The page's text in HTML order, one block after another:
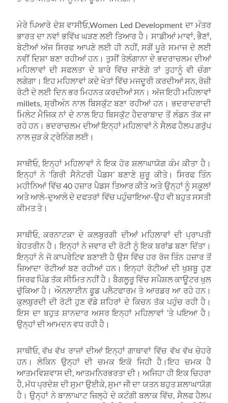
ਮੇਰੇ ਪਿਆਰੇ ਦੇਸ਼ ਵਾਸੀਓ,Women Led Development ਦਾ ਮੰਤਰ
ਭਾਰਤ ਦਾ ਨਵਾਂ ਭਵਿੱਖ ਘੜਣ ਲਈ ਤਿਆਰ ਹੈ। ਸਾਡੀਆਂ ਮਾਵਾਂ, ਭੈਣਾਂ,
ਬੇਟੀਆਂ ਅੱਜ ਸਿਰਫ ਆਪਣੇ ਲਈ ਹੀ ਨਹੀਂ, ਸਗੋਂ ਪੂਰੇ ਸਮਾਜ ਦੇ ਲਈ
ਨਵੀਂ ਦਿਸ਼ਾ ਬਣਾ ਰਹੀਆਂ ਹਨ। ਤੁਸੀਂ ਤੇਲੰਗਾਨਾ ਦੇ ਭਦਰਾਚਲਮ ਦੀਆਂ
ਮਹਿਲਾਵਾਂ ਦੀ ਸਫਲਤਾ ਦੇ ਬਾਰੇ ਵਿੱਚ ਜਾਣੋਗੇ ਤਾਂ ਤੁਹਾਨੂੰ ਵੀ ਚੰਗਾ
ਲਗੇਗਾ। ਇਹ ਮਹਿਲਾਵਾਂ ਕਦੇ ਖੇਤਾਂ ਵਿੱਚ ਮਜਦੂਰੀ ਕਰਦੀਆਂ ਸਨ, ਰੋਜ਼ੀ
ਰੋਟੀ ਦੇ ਲਈ ਦਿਨ ਭਰ ਮਿਹਨਤ ਕਰਦੀਆਂ ਸਨ। ਅੱਜ ਇਹੀ ਮਹਿਲਾਵਾਂ
millets, ਸ਼੍ਰੀਅੰਨ ਨਾਲ ਬਿਸਕੁੱਟ ਬਣਾ ਰਹੀਆਂ ਹਨ। ਭਦਰਾਦਰਾਦੀ
ਮਿਲੇਟ ਮੈਜਿਕ ਨਾਂ ਦੇ ਨਾਲ ਇਹ ਬਿਸਕੁੱਟ ਹੈਦਰਾਬਾਦ ਤੋਂ ਲੰਡਨ ਤੱਕ ਜਾ
ਰਹੇ ਹਨ। ਭਦਰਾਚਲਮ ਦੀਆਂ ਇਨ੍ਹਾਂ ਮਹਿਲਾਵਾਂ ਨੇ ਸੈਲਫ ਹੈਲਪ ਗਰੁੱਪ
ਨਾਲ ਜੁੜ ਕੇ ਟ੍ਰੇਨਿੰਗ ਲਈ।
ਸਾਥੀਓ, ਇਨ੍ਹਾਂ ਮਹਿਲਾਵਾਂ ਨੇ ਇਕ ਹੋਰ ਸ਼ਲਾਘਾਯੋਗ ਕੰਮ ਕੀਤਾ ਹੈ।
ਇਨ੍ਹਾਂ ਨੇ ‘ਗਿਰੀ ਸੈਨੇਟਰੀ ਪੈਡਸ’ ਬਣਾਣੇ ਸ਼ੁਰੂ ਕੀਤੇ। ਸਿਰਫ ਤਿੰਨ
ਮਹੀਨਿਆਂ ਵਿੱਚ 40 ਹਜ਼ਾਰ ਪੈਡਸ ਤਿਆਰ ਕੀਤੇ ਅਤੇ ਉਨ੍ਹਾਂ ਨੂੰ ਸਕੂਲਾਂ
ਅਤੇ ਆਲੇ-ਦੁਆਲੇ ਦੇ ਦਫਤਰਾਂ ਵਿੱਚ ਪਹੁੰਚਾਇਆ-ਉਹ ਵੀ ਬਹੁਤ ਸਸਤੀ
ਕੀਮਤ ਤੇ।
ਸਾਥੀਓ, ਕਰਨਾਟਕਾ ਦੇ ਕਲਬੁਰਗੀ ਦੀਆਂ ਮਹਿਲਾਵਾਂ ਦੀ ਪ੍ਰਾਪਤੀ
ਬੇਹਤਰੀਨ ਹੈ। ਇਨ੍ਹਾਂ ਨੇ ਜਵਾਰ ਦੀ ਰੋਟੀ ਨੂੰ ਇਕ ਬਰਾਂਡ ਬਣਾ ਦਿੱਤਾ।
ਇਨ੍ਹਾਂ ਨੇ ਜੋ ਕਾਪਰੇਟਿਵ ਬਣਾਈ ਹੈ ਉਸ ਵਿੱਚ ਹਰ ਰੋਜ ਤਿੰਨ ਹਜ਼ਾਰ ਤੋਂ
ਜ਼ਿਆਦਾ ਰੋਟੀਆਂ ਬਣ ਰਹੀਆਂ ਹਨ। ਇਨ੍ਹਾਂ ਰੋਟੀਆਂ ਦੀ ਖੁਸ਼ਬੂ ਹੁਣ
ਸਿਰਫ ਪਿੰਡ ਤੱਕ ਸੀਮਿਤ ਨਹੀਂ ਹੈ। ਬੈਗਲੂਰੂ ਵਿੱਚ ਸਪੈਸ਼ਲ ਕਾਊਟਰ ਖੁਲ
ਚੁੱਕਿਆ ਹੈ। ਔਨਲਾਈਨ ਫੂਡ ਪਲੈਟਫਾਰਮ ਤੇ ਆਰਡਰ ਆ ਰਹੇ ਹਨ।
ਕੁਲਬੁਰਦੀ ਦੀ ਰੋਟੀ ਹੁਣ ਵੱਡੇ ਸ਼ਹਿਰਾਂ ਦੇ ਕਿਚਨ ਤੱਕ ਪਹੁੰਚ ਰਹੀ ਹੈ।
ਇਸ ਦਾ ਬਹੁਤ ਸ਼ਾਨਦਾਰ ਅਸਰ ਇਨ੍ਹਾਂ ਮਹਿਲਾਵਾਂ ‘ਤੇ ਪਇਆ ਹੈ।
ਉਨ੍ਹਾਂ ਦੀ ਆਮਦਨ ਵਧ ਰਹੀ ਹੈ।
ਸਾਥੀਓ, ਵੱਖ ਵੱਖ ਰਾਜਾਂ ਦੀਆਂ ਇਨ੍ਹਾਂ ਗਾਥਾਵਾਂ ਵਿੱਚ ਵੱਖ ਵੱਖ ਚੇਹਰੇ
ਹਨ। ਲੇਕਿਨ ਉਨ੍ਹਾਂ ਦੀ ਚਮਕ ਇਕੋ ਜਿਹੀ ਹੈ।ਇਹ ਚਮਕ ਹੈ
ਆਤਮਵਿਸ਼ਵਾਸ ਦੀ, ਆਤਮਨਿਰਭਰਤਾ ਦੀ। ਅਜਿਹਾ ਹੀ ਇਕ ਚਿਹਰਾ
ਹੈ, ਮੱਧ ਪ੍ਰਦੇਸ਼ ਦੀ ਸੁਮਾ ਉਈਕੇ, ਸੁਮਾ ਜੀ ਦਾ ਯਤਨ ਬਹੁਤ ਸ਼ਲਾਘਾਯੋਗ
ਹੈ। ਉਨ੍ਹਾਂ ਨੇ ਬਾਲਾਘਾਟ ਜ਼ਿਲ੍ਹੇ ਦੇ ਕਟੰਗੀ ਬਲਾਕ ਵਿੱਚ, ਸੈਲਫ ਹੈਲਪ